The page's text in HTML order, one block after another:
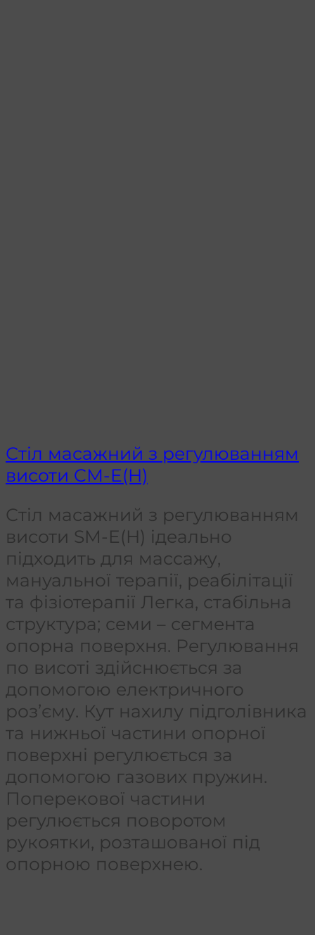
Стіл масажний з регулюванням
висоти CМ-E(H)
Стіл масажний з регулюванням
висоти SM-E(H) ідеально
підходить для массажу,
мануальної терапії, реабілітації
та фізіотерапії Легка, стабільна
структура; семи – сегмента
опорна поверхня. Регулювання
по висоті здійснюється за
допомогою електричного
роз’єму. Кут нахилу підголівника
та нижньої частини опорної
поверхні регулюється за
допомогою газових пружин.
Поперекової частини
регулюється поворотом
рукоятки, розташованої під
опорною поверхнею.